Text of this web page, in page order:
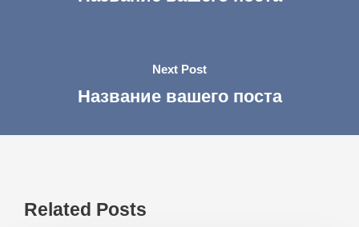
Next Post
Название вашего поста
Related Posts